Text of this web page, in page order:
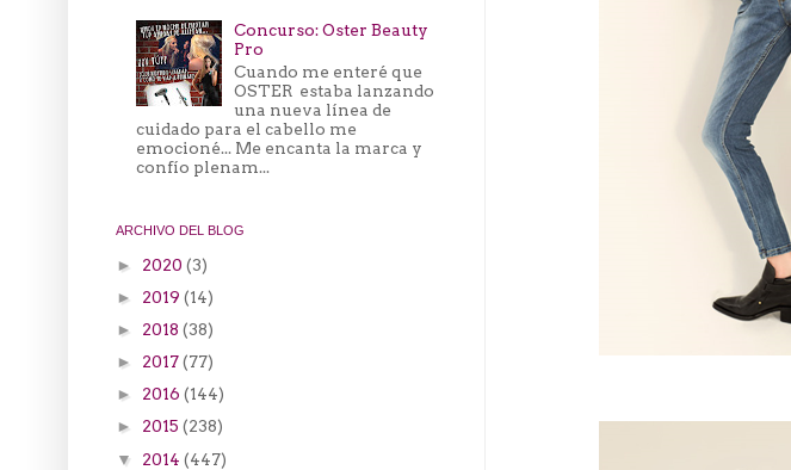
Concurso: Oster Beauty
Pro
Cuando me enteré que
OSTER estaba lanzando
una nueva línea de
cuidado para el cabello me
emocioné... Me encanta la marca y
confío plenam...
ARCHIVO DEL BLOG
► 2020 (3)
► 2019 (14)
► 2018 (38)
► 2017(77)
► 2016 (144)
► 2015 (238)
▼ 2014 (447)